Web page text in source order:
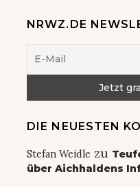
NRWZ.DE
DIE NEUESTEN
Stefan Weidle zu
über Aichhaldens